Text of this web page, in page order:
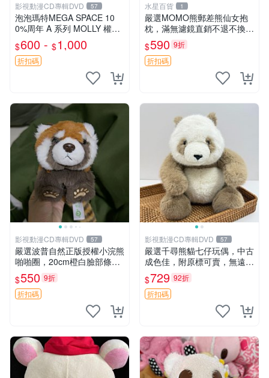
影視動漫CD專輯DVD 57
泡泡瑪特MEGA SPACE 10
0%周年 A 系列 MOLLY 權威
隱藏款 嚴選薄荷巧克力色 80
年代風味 權威推薦 合適收藏
$600 - $1,000
折扣碼
水星百貨 1
嚴選MOMO熊郵差熊仙女抱
枕，滿無濾鏡直銷不退不換
經典造型可愛必備 紅薯啵啵
間抱枕 抱枕 時尚
$590 9折
折扣碼
影視動漫CD專輯DVD 57
嚴選波普自然正版授權小浣熊
啪啪圈，20cm橙白臉部條紋
清晰，毛絨超萌贈品推薦。
小浣熊 波普 圈環
$550 9折
折扣碼
影視動漫CD專輯DVD 57
嚴選千尋熊貓七仔玩偶，中古
成色佳，附原標可賣，無遠方
一手送第二天即達 中古玩偶
熊貓七仔 千尋
$729 92折
折扣碼